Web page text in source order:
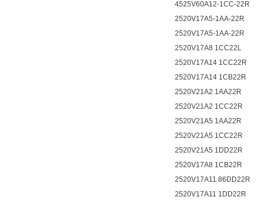
4525V60A12-1CC-22R
2520V17A5-1AA-22R
2520V17A5-1AA-22R
2520V17A8 1CC22L
2520V17A14 1CC22R
2520V17A14 1CB22R
2520V21A2 1AA22R
2520V21A2 1CC22R
2520V21A5 1AA22R
2520V21A5 1CC22R
2520V21A5 1DD22R
2520V17A8 1CB22R
2520V17A11 86DD22R
2520V17A11 1DD22R